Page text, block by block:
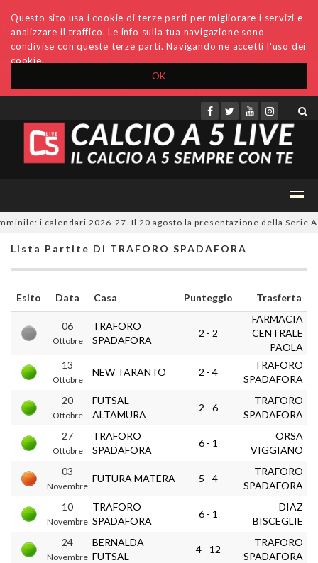
OK
Questo sito usa i cookie di terze parti per migliorare i servizi e
analizzare il traffico. Le info sulla tua navigazione sono
condivise con queste terze parti. Navigando ne accetti l'uso dei
cookie.
Accedi Archivio Invio comunicati Redazione
i calendari 2026-27. Il 20 agosto la presentazione della Serie A
Lista Partite Di TRAFORO SPADAFORA
Esito Data Casa Punteggio Trasferta
06
Ottobre
TRAFORO
SPADAFORA
2 - 2
FARMACIA
CENTRALE
PAOLA
13
Ottobre
NEW TARANTO 2 - 4
TRAFORO
SPADAFORA
20
Ottobre
FUTSAL
ALTAMURA
2 - 6
TRAFORO
SPADAFORA
27
Ottobre
TRAFORO
SPADAFORA
6 - 1
ORSA
VIGGIANO
03
Novembre
FUTURA MATERA 5 - 4
TRAFORO
SPADAFORA
10
Novembre
TRAFORO
SPADAFORA
6 - 1
DIAZ
BISCEGLIE
24
Novembre
BERNALDA
FUTSAL
4 - 12
TRAFORO
SPADAFORA